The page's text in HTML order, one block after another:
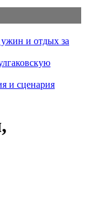
и отдых за
и сценария